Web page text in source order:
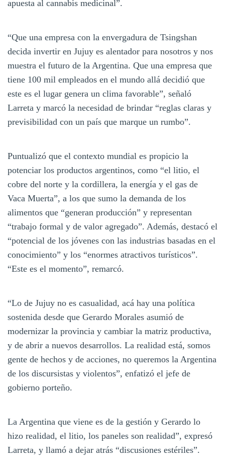
apuesta al cannabis medicinal”.
“Que una empresa con la envergadura de Tsingshan
decida invertir en Jujuy es alentador para nosotros y nos
muestra el futuro de la Argentina. Que una empresa que
tiene 100 mil empleados en el mundo allá decidió que
este es el lugar genera un clima favorable”, señaló
Larreta y marcó la necesidad de brindar “reglas claras y
previsibilidad con un país que marque un rumbo”.
Puntualizó que el contexto mundial es propicio la
potenciar los productos argentinos, como “el litio, el
cobre del norte y la cordillera, la energía y el gas de
Vaca Muerta”, a los que sumo la demanda de los
alimentos que “generan producción” y representan
“trabajo formal y de valor agregado”. Además, destacó el
“potencial de los jóvenes con las industrias basadas en el
conocimiento” y los “enormes atractivos turísticos”.
“Este es el momento”, remarcó.
“Lo de Jujuy no es casualidad, acá hay una política
sostenida desde que Gerardo Morales asumió de
modernizar la provincia y cambiar la matriz productiva,
y de abrir a nuevos desarrollos. La realidad está, somos
gente de hechos y de acciones, no queremos la Argentina
de los discursistas y violentos”, enfatizó el jefe de
gobierno porteño.
La Argentina que viene es de la gestión y Gerardo lo
hizo realidad, el litio, los paneles son realidad”, expresó
Larreta, y llamó a dejar atrás “discusiones estériles”.